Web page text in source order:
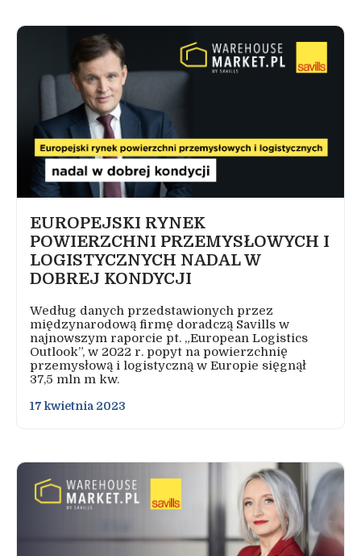
EUROPEJSKI RYNEK
POWIERZCHNI PRZEMYSŁOWYCH I
LOGISTYCZNYCH NADAL W
DOBREJ KONDYCJI
Według danych przedstawionych przez
międzynarodową firmę doradczą Savills w
najnowszym raporcie pt. „European Logistics
Outlook”, w 2022 r. popyt na powierzchnię
przemysłową i logistyczną w Europie sięgnął
37,5 mln m kw.
17 kwietnia 2023